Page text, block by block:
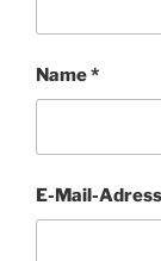
Name*
E-Mail-